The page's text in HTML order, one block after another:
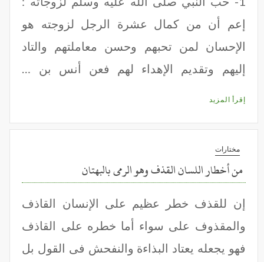
إعم أن من كمال عشرة الرجل لزوجته هو
الإحسان لمن تحبهم وحسن معاملتهم والتاد
إليهم وتقديم الإهداء لهم فعن أنس بن …
إقرأ المزيد
مختارات
من أخطار اللسان القذف وهو الرمى بالبهتان
إن للقذف خطر عظيم على الإنسان القاذف
والمقذوف على سواء أما خطره على القاذف
فهو يجعله يعتاد البذاءة والنفحش فى القول بل